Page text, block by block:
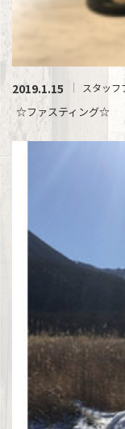
2019.1.15 スタッフ
☆ファスティング☆